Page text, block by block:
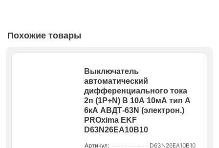
Похожие товары
Выключатель
автоматический
дифференциального тока
2п (1P+N) B 10А 10мА тип A
6кА АВДТ-63N (электрон.)
PROxima EKF
D63N26EA10B10
Артикул:
D63N26EA10B10